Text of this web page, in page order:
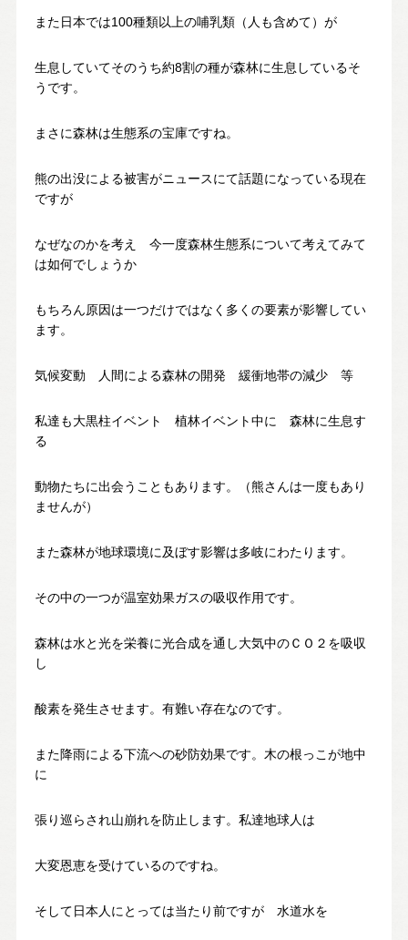
TEL: 052-911-9345
[受付時間] 9:00～18:00
お問い合わせ・カタログ請求
また日本では100種類以上の哺乳類（人も含めて）が
生息していてそのうち約8割の種が森林に生息しているそ
うです。
まさに森林は生態系の宝庫ですね。
熊の出没による被害がニュースにて話題になっている現在
ですが
なぜなのかを考え 今一度森林生態系について考えてみて
は如何でしょうか
もちろん原因は一つだけではなく多くの要素が影響してい
ます。
気候変動 人間による森林の開発 緩衝地帯の減少 等
私達も大黒柱イベント 植林イベント中に 森林に生息す
る
動物たちに出会うこともあります。（熊さんは一度もあり
ませんが）
また森林が地球環境に及ぼす影響は多岐にわたります。
その中の一つが温室効果ガスの吸収作用です。
森林は水と光を栄養に光合成を通し大気中のＣＯ２を吸収
し
酸素を発生させます。有難い存在なのです。
また降雨による下流への砂防効果です。木の根っこが地中
に
張り巡らされ山崩れを防止します。私達地球人は
大変恩恵を受けているのですね。
そして日本人にとっては当たり前ですが 水道水を